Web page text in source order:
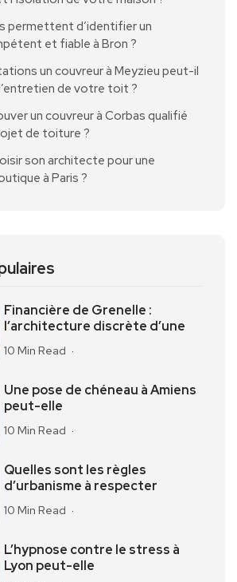
permettent d’identifier un
et fiable à Bron ?
un couvreur à Meyzieu peut-il
de votre toit ?
un couvreur à Corbas qualifié
de toiture ?
son architecte pour une
à Paris ?
Financière de Grenelle :
l’architecture discrète d’une
10 Min Read
Une pose de chéneau à Amiens
peut-elle
10 Min Read
Quelles sont les règles
d’urbanisme à respecter
10 Min Read
L’hypnose contre le stress à
Lyon peut-elle